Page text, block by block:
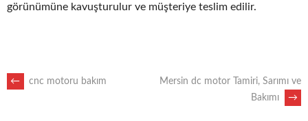
görünümüne kavuşturulur ve müşteriye teslim edilir.
POST
← cnc motoru bakım
Mersin dc motor Tamiri, Sarımı ve
Bakımı
→